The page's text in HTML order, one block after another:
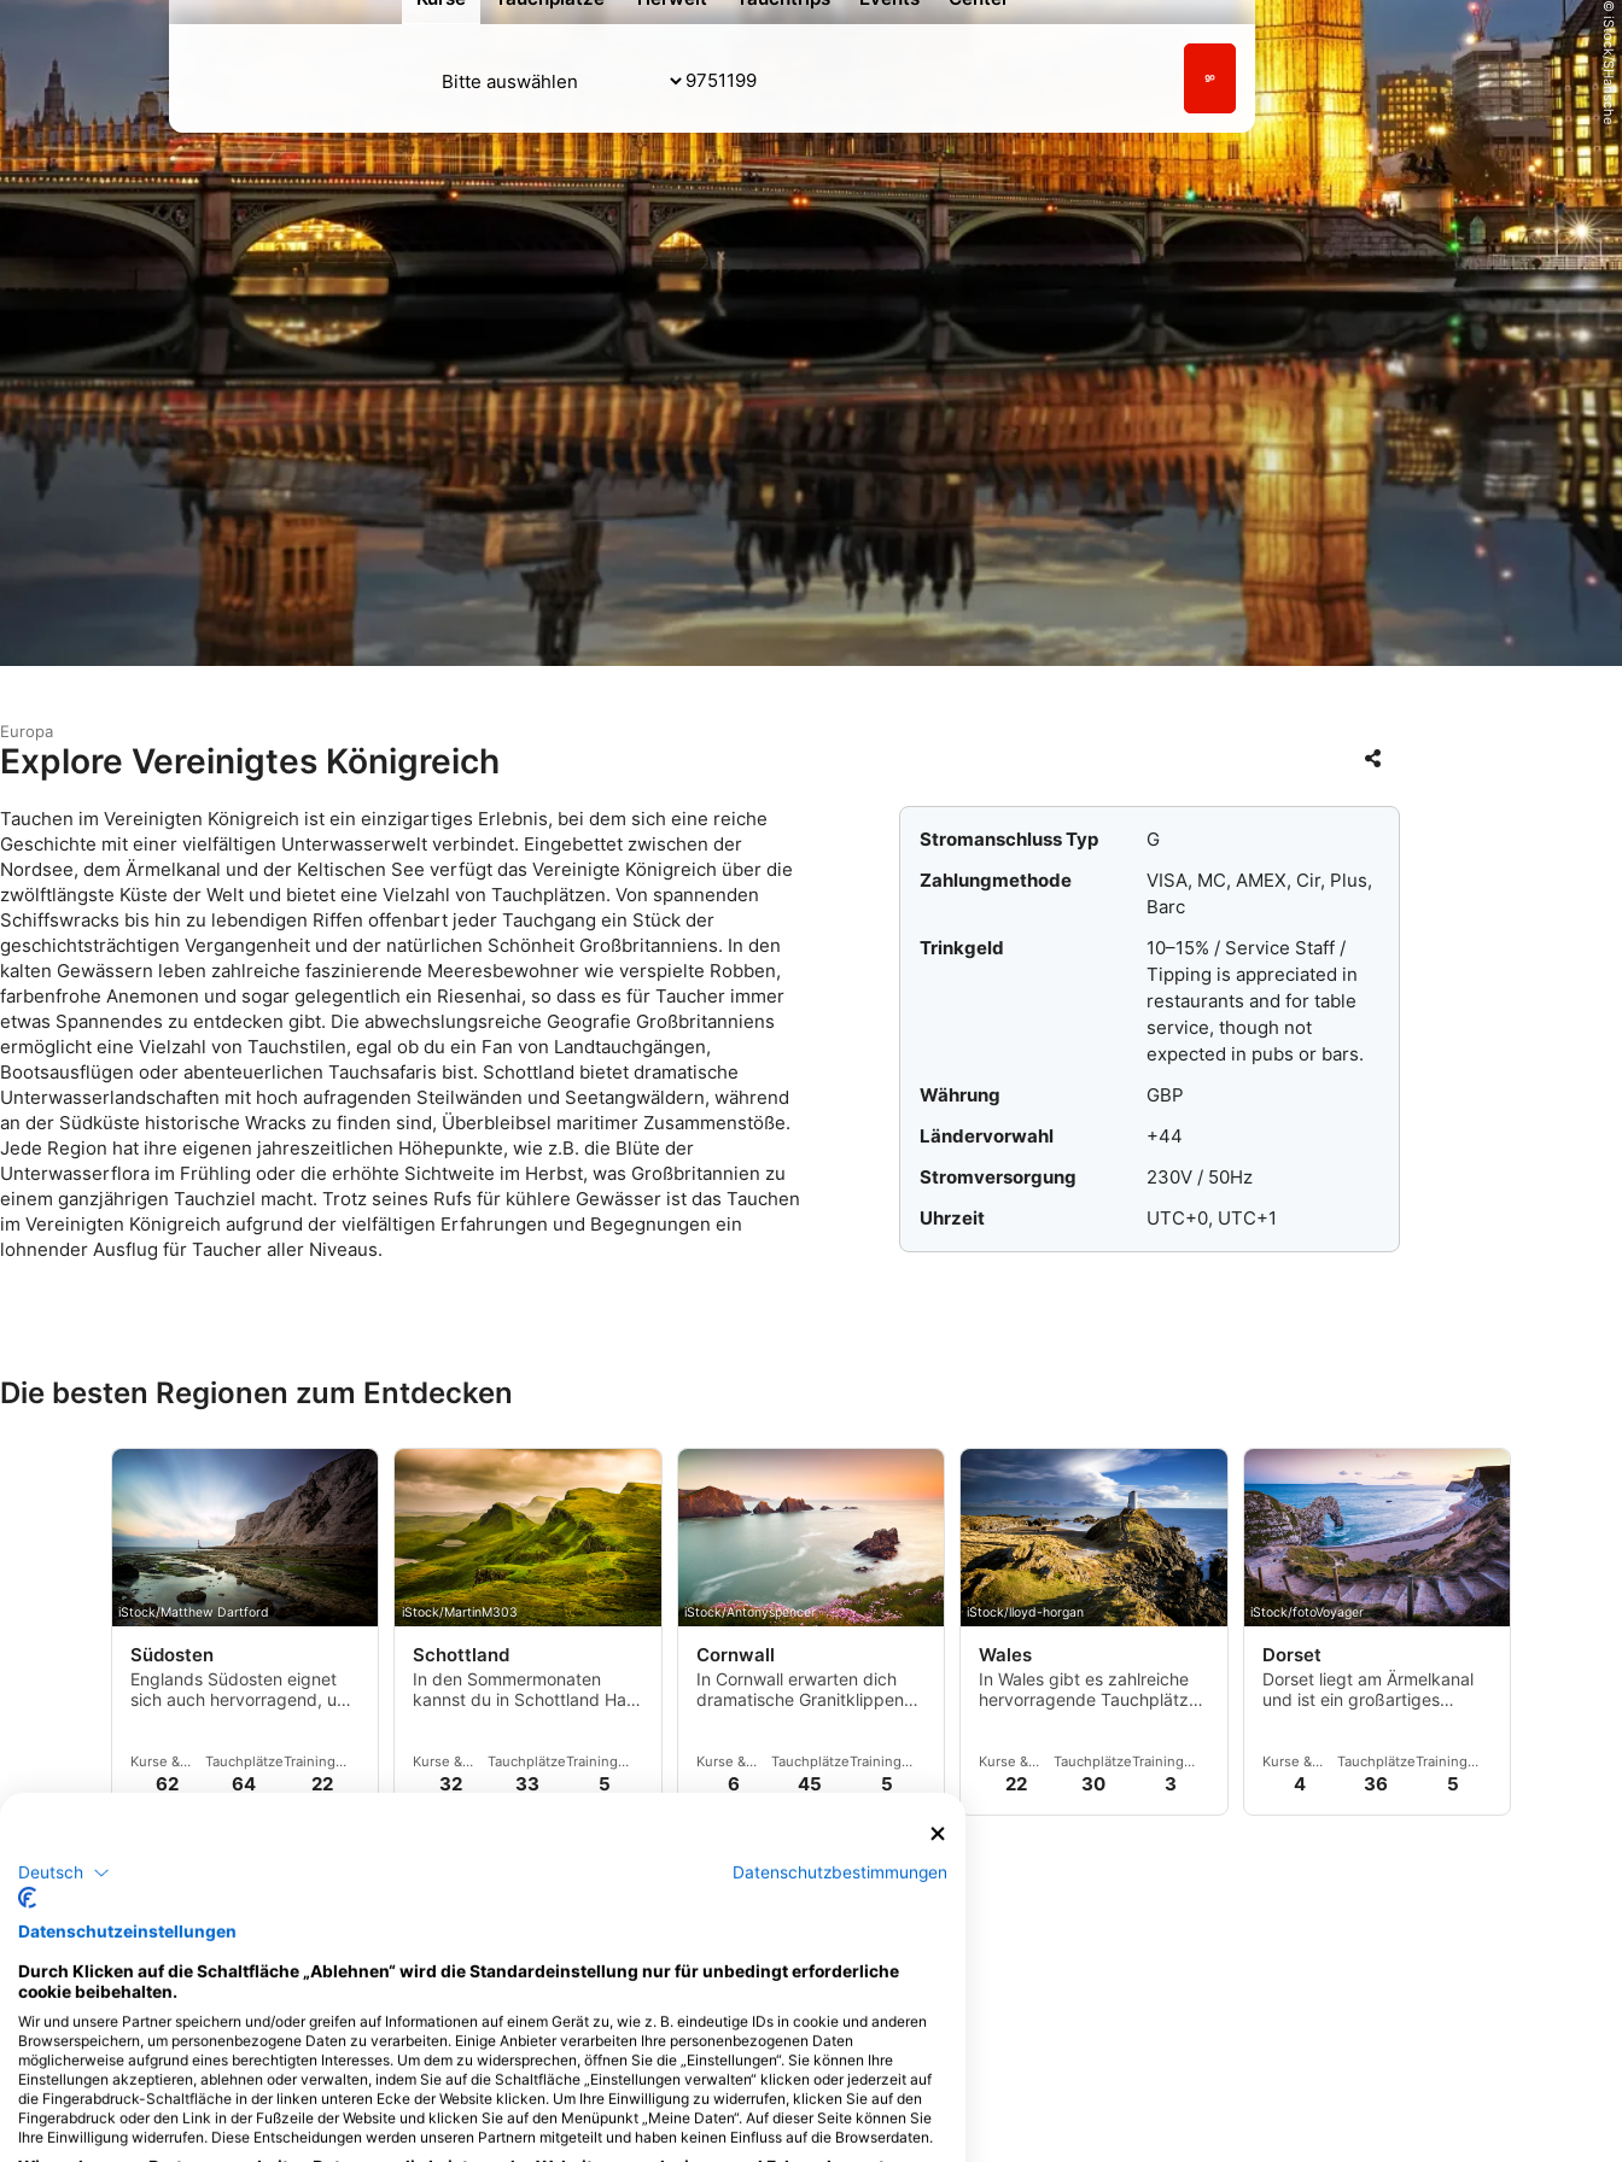
© iStock/SHansche
Europa
Explore Vereinigtes Königreich
Tauchen im Vereinigten Königreich ist ein einzigartiges Erlebnis, bei dem sich eine reiche
Geschichte mit einer vielfältigen Unterwasserwelt verbindet. Eingebettet zwischen der
Nordsee, dem Ärmelkanal und der Keltischen See verfügt das Vereinigte Königreich über die
zwölftlängste Küste der Welt und bietet eine Vielzahl von Tauchplätzen. Von spannenden
Schiffswracks bis hin zu lebendigen Riffen offenbart jeder Tauchgang ein Stück der
geschichtsträchtigen Vergangenheit und der natürlichen Schönheit Großbritanniens. In den
kalten Gewässern leben zahlreiche faszinierende Meeresbewohner wie verspielte Robben,
farbenfrohe Anemonen und sogar gelegentlich ein Riesenhai, so dass es für Taucher immer
etwas Spannendes zu entdecken gibt. Die abwechslungsreiche Geografie Großbritanniens
ermöglicht eine Vielzahl von Tauchstilen, egal ob du ein Fan von Landtauchgängen,
Bootsausflügen oder abenteuerlichen Tauchsafaris bist. Schottland bietet dramatische
Unterwasserlandschaften mit hoch aufragenden Steilwänden und Seetangwäldern, während
an der Südküste historische Wracks zu finden sind, Überbleibsel maritimer Zusammenstöße.
Jede Region hat ihre eigenen jahreszeitlichen Höhepunkte, wie z.B. die Blüte der
Unterwasserflora im Frühling oder die erhöhte Sichtweite im Herbst, was Großbritannien zu
einem ganzjährigen Tauchziel macht. Trotz seines Rufs für kühlere Gewässer ist das Tauchen
im Vereinigten Königreich aufgrund der vielfältigen Erfahrungen und Begegnungen ein
lohnender Ausflug für Taucher aller Niveaus.
Stromanschluss Typ
G
Zahlungmethode
VISA, MC, AMEX, Cir, Plus,
Barc
Trinkgeld
10–15% / Service Staff /
Tipping is appreciated in
restaurants and for table
service, though not
expected in pubs or bars.
Währung
GBP
Ländervorwahl
+44
Stromversorgung
230V / 50Hz
Uhrzeit
UTC+0, UTC+1
Die besten Regionen zum Entdecken
iStock/Matthew Dartford
Südosten
Englands Südosten eignet
sich auch hervorragend, um
Nacktschnecken über
Tintenfische bis hin zu
Kurse &
Events
62
Tauchplätze
64
Training
Center
22
iStock/MartinM303
Schottland
In den Sommermonaten
kannst du in Schottland Haie
Kurse &
Events
32
Tauchplätze
33
Training
Center
5
iStock/Antonyspencer
Cornwall
In Cornwall erwarten dich
dramatische Granitklippen
einer Vielzahl
unterschiedlicher
Kurse &
Events
6
Tauchplätze
45
Training
Center
5
iStock/lloyd-horgan
Wales
In Wales gibt es zahlreiche
hervorragende Tauchplätze
Pembrokeshire.
Kurse &
Events
22
Tauchplätze
30
Training
Center
3
iStock/fotoVoyager
Dorset
Dorset liegt am Ärmelkanal
und ist ein großartiges
Anfänger als auch für
Fortgeschrittene.
Kurse &
Events
4
Tauchplätze
36
Training
Center
5
iStock/Will Tudor
Devon
Devon bietet zwei
unterschiedliche Arten von
Tauchplätzen, die eine
beeindruckende Vielfalt an
Meereslebewesen
TauchplätzeTraining Center
Nordosten
Die Unterwasserlandschaft
im Nordosten ist dramatisch,
mit felsigen
Küstenabschnitten, die
Tauchern viele spannende
Kurse &
TauchplätzeTraining
Deutsch Datenschutzbestimmungen
Datenschutzeinstellungen
Durch Klicken auf die Schaltfläche „Ablehnen“ wird die Standardeinstellung nur für unbedingt erforderliche
cookie beibehalten.
Wir und unsere Partner speichern und/oder greifen auf Informationen auf einem Gerät zu, wie z. B. eindeutige IDs in cookie und anderen
Browserspeichern, um personenbezogene Daten zu verarbeiten. Einige Anbieter verarbeiten Ihre personenbezogenen Daten
möglicherweise aufgrund eines berechtigten Interesses. Um dem zu widersprechen, öffnen Sie die „Einstellungen“. Sie können Ihre
Einstellungen akzeptieren, ablehnen oder verwalten, indem Sie auf die Schaltfläche „Einstellungen verwalten“ klicken oder jederzeit auf
die Fingerabdruck-Schaltfläche in der linken unteren Ecke der Website klicken. Um Ihre Einwilligung zu widerrufen, klicken Sie auf den
Fingerabdruck oder den Link in der Fußzeile der Website und klicken Sie auf den Menüpunkt „Meine Daten“. Auf dieser Seite können Sie
Ihre Einwilligung widerrufen. Diese Entscheidungen werden unseren Partnern mitgeteilt und haben keinen Einfluss auf die Browserdaten.